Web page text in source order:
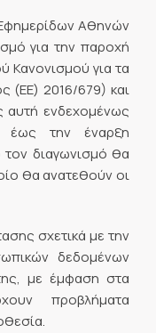
Αθηνών
για την παροχή
Κανονισμού για τα
(ΕΕ) 2016/679) και
αυτή ενδεχομένως
έως την έναρξη
διαγωνισμό θα
θα ανατεθούν οι
σχετικά με την
δεδομένων
με έμφαση στα
προβλήματα